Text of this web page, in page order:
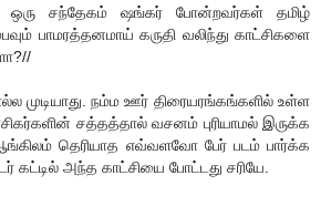
சந்தேகம் ஷங்கர் போன்றவர்கள் தமிழ்
பாமரத்தனமாய் கருதி வலிந்து காட்சிகளை
முடியாது. நம்ம ஊர் திரையரங்கங்களில் உள்ள
சத்தத்தால் வசனம் புரியாமல் இருக்க
தெரியாத எவ்வளவோ பேர் படம் பார்க்க
கட்டில் அந்த காட்சியை போட்டது சரியே.